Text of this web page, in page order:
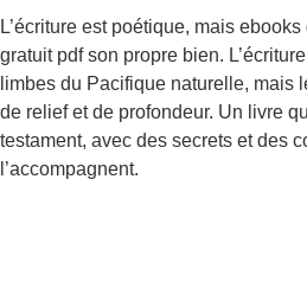
L’écriture est poétique, mais
gratuit pdf son propre bien.
limbes du Pacifique naturelle, mais
de relief et de profondeur. Un livre
testament, avec des secrets et des
l’accompagnent.